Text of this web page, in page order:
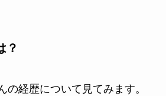
？
の経歴について見てみます。